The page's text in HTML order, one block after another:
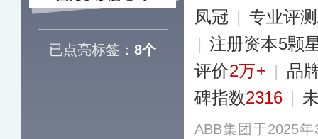
已点亮标签： 8个
凤冠 | 专业评
| 注册资本5颗
评价2万+ | 品
碑指数2316 |
ABB集团于2025